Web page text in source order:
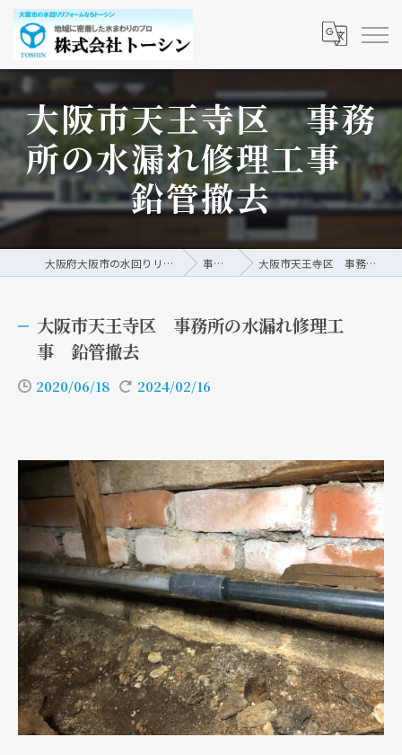
大阪市天王寺区 事務
所の水漏れ修理工事
鉛管撤去
大阪府大阪市の水回りリフォームなら株式会社トーシン 事例/ブログ 大阪市天王寺区 事務所の水漏れ修理工事 鉛管撤去
大阪市天王寺区 事務所の水漏れ修理工
事 鉛管撤去
2020/06/18 2024/02/16